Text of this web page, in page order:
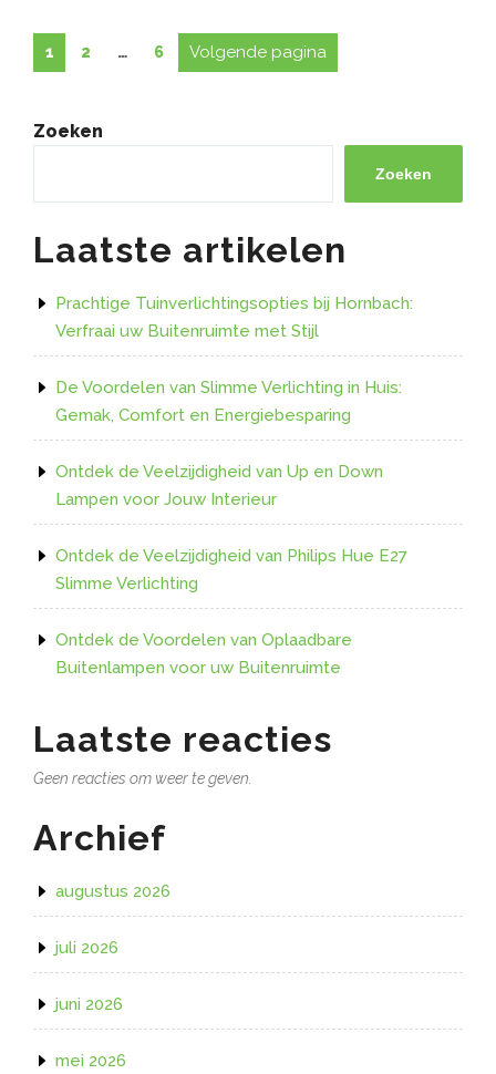
een
Dimbare
Verlichting!”
Berichten
Pagina
1 2 … Pagina
6 Volgende pagina
Zoeken
Zoeken
Laatste artikelen
Prachtige Tuinverlichtingsopties bij Hornbach:
Verfraai uw Buitenruimte met Stijl
De Voordelen van Slimme Verlichting in Huis:
Gemak, Comfort en Energiebesparing
Ontdek de Veelzijdigheid van Up en Down
Lampen voor Jouw Interieur
Ontdek de Veelzijdigheid van Philips Hue E27
Slimme Verlichting
Ontdek de Voordelen van Oplaadbare
Buitenlampen voor uw Buitenruimte
Laatste reacties
Geen reacties om weer te geven.
Archief
augustus 2026
juli 2026
juni 2026
mei 2026